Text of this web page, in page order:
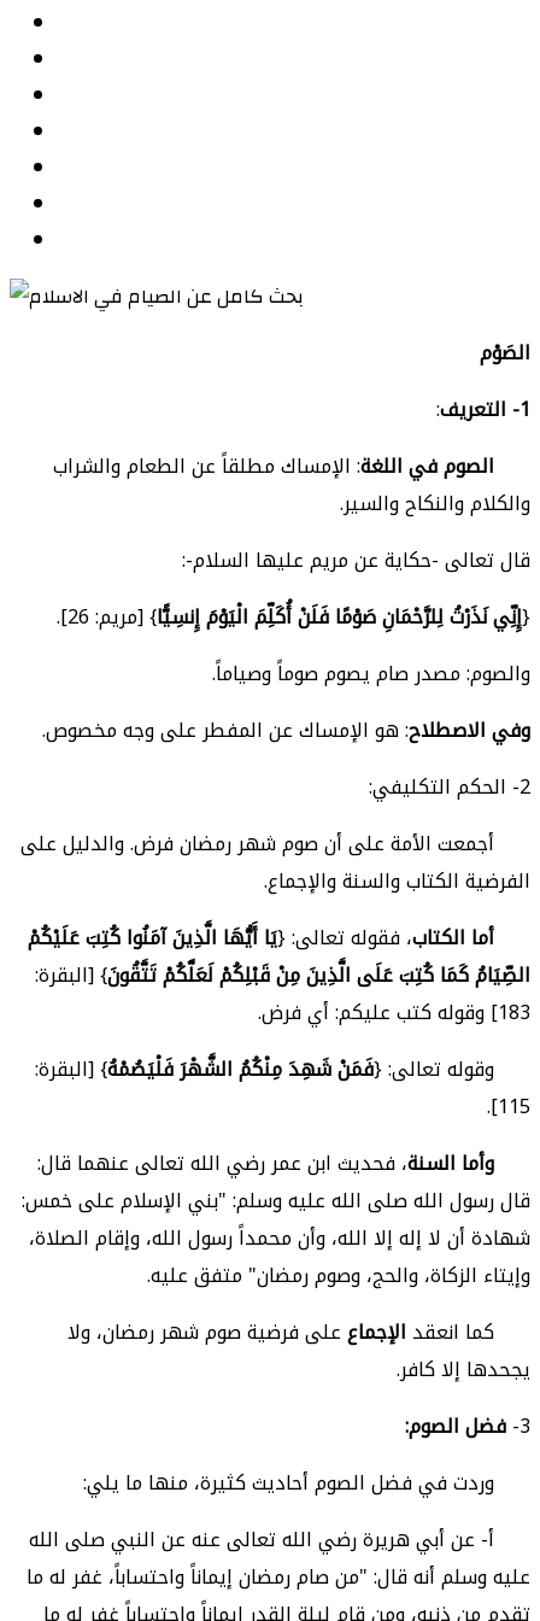
الصَوْم
1- التعريف:
الصوم في اللغة: الإمساك مطلقاً عن الطعام والشراب
والكلام والنكاح والسير.
قال تعالى -حكاية عن مريم عليها السلام-:
{إِنِّي نَذَرْتُ لِلرَّحْمَانِ صَوْمًا فَلَنْ أُكَلِّمَ الْيَوْمَ إِنسِيًّا} [مريم: 26].
والصوم: مصدر صام يصوم صوماً وصياماً.
وفي الاصطلاح: هو الإمساك عن المفطر على وجه مخصوص.
2- الحكم التكليفي:
أجمعت الأمة على أن صوم شهر رمضان فرض. والدليل على
الفرضية الكتاب والسنة والإجماع.
أما الكتاب، فقوله تعالى: {يَا أَيُّهَا الَّذِينَ آمَنُوا كُتِبَ عَلَيْكُمْ
الصِّيَامُ كَمَا كُتِبَ عَلَى الَّذِينَ مِنْ قَبْلِكُمْ لَعَلَّكُمْ تَتَّقُونَ} [البقرة:
183] وقوله كتب عليكم: أي فرض.
وقوله تعالى: {فَمَنْ شَهِدَ مِنْكُمُ الشَّهْرَ فَلْيَصُمْهُ} [البقرة:
115].
وأما السنة، فحديث ابن عمر رضي الله تعالى عنهما قال:
قال رسول الله صلى الله عليه وسلم: "بني الإسلام على خمس:
شهادة أن لا إله إلا الله، وأن محمداً رسول الله، وإقام الصلاة،
وإيتاء الزكاة، والحج، وصوم رمضان" متفق عليه.
كما انعقد الإجماععلى فرضية صوم شهر رمضان، ولا
يجحدها إلا كافر.
3- فضل الصوم:
وردت في فضل الصوم أحاديث كثيرة، منها ما يلي:
أ- عن أبي هريرة رضي الله تعالى عنه عن النبي صلى الله
عليه وسلم أنه قال: "من صام رمضان إيماناً واحتساباً، غفر له ما